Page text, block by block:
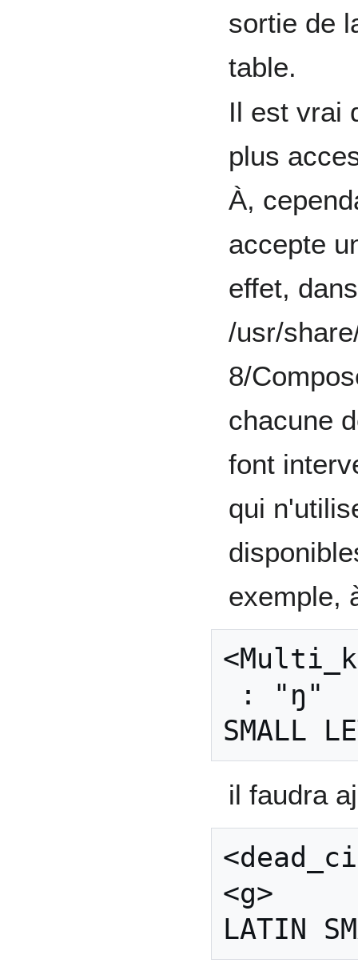
sortie de
table.
Il est vrai
plus
À,
accepte
effet,
/usr/
8/
chacune
font
qui
exemple,
: "ŋ"
il faudra
<g>